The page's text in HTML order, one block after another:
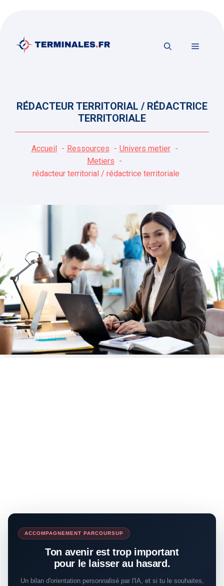
contenu
MENU
RÉDACTEUR TERRITORIAL / RÉDACTRICE
TERRITORIALE
Accueil Ressources
Univers metier
Metiers
rédacteur territorial / rédactrice territoriale
ACCOMPAGNEMENT PARCOURSUP
Ton avenir est trop important
pour le laisser au hasard.
Un bilan d'orientation personnalisé par l'IA, et si tu le souhaites,